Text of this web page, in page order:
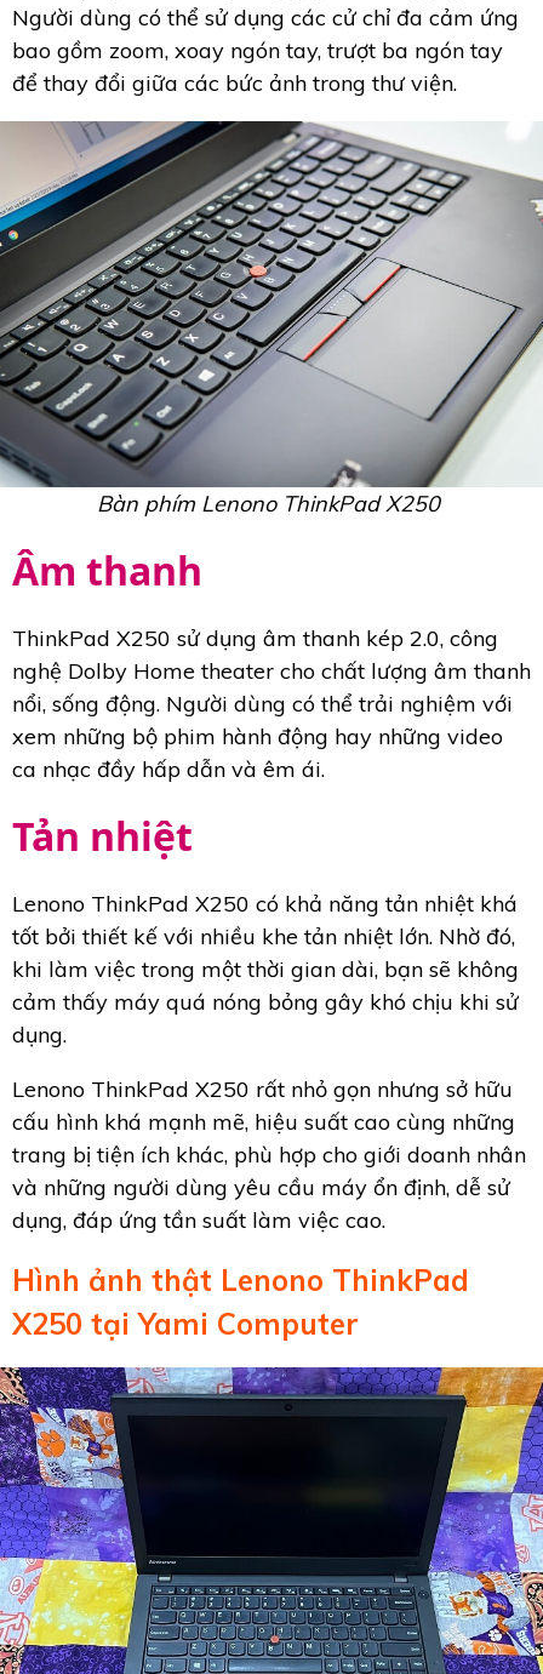
Người dùng có thể sử dụng các cử chỉ đa cảm ứng
bao gồm zoom, xoay ngón tay, trượt ba ngón tay
để thay đổi giữa các bức ảnh trong thư viện.
Bàn phím Lenono ThinkPad X250
Âm thanh
ThinkPad X250 sử dụng âm thanh kép 2.0, công
nghệ Dolby Home theater cho chất lượng âm thanh
nổi, sống động. Người dùng có thể trải nghiệm với
xem những bộ phim hành động hay những video
ca nhạc đầy hấp dẫn và êm ái.
Tản nhiệt
Lenono ThinkPad X250 có khả năng tản nhiệt khá
tốt bởi thiết kế với nhiều khe tản nhiệt lớn. Nhờ đó,
khi làm việc trong một thời gian dài, bạn sẽ không
cảm thấy máy quá nóng bỏng gây khó chịu khi sử
dụng.
Lenono ThinkPad X250 rất nhỏ gọn nhưng sở hữu
cấu hình khá mạnh mẽ, hiệu suất cao cùng những
trang bị tiện ích khác, phù hợp cho giới doanh nhân
và những người dùng yêu cầu máy ổn định, dễ sử
dụng, đáp ứng tần suất làm việc cao.
Hình ảnh thật Lenono ThinkPad
X250 tại Yami Computer